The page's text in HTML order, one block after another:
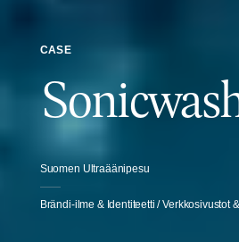
CASE
Suomen Ultraäänipesu
Brändi-ilme & Identiteetti / Verkkosivustot